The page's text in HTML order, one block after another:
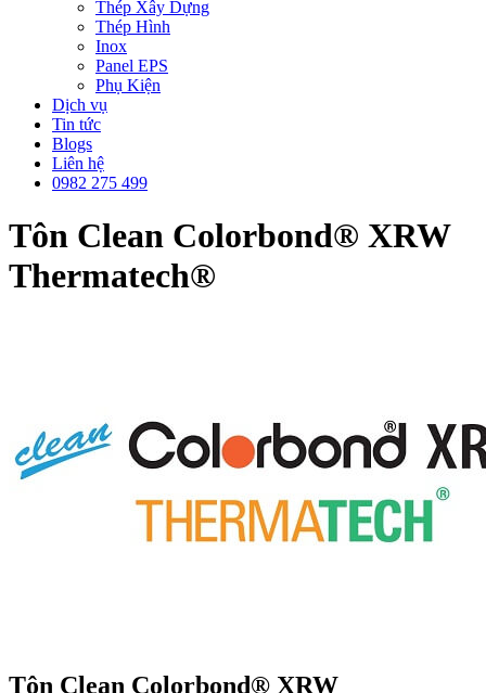
Thép Xây Dựng
Thép Hình
Inox
Panel EPS
Phụ Kiện
Dịch vụ
Tin tức
Blogs
Liên hệ
0982 275 499
Tôn Clean Colorbond® XRW
Thermatech®
Tôn Clean Colorbond® XRW